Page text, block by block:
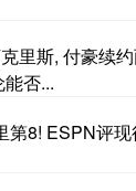
里斯, 付豪续
否...
第8! ESPN评